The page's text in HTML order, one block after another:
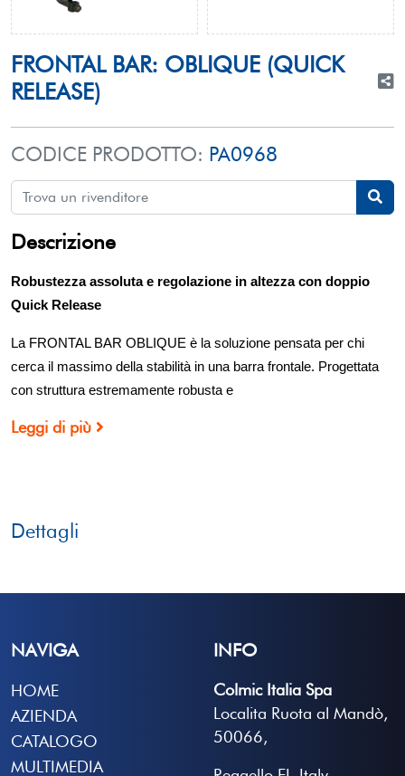
FRONTAL BAR: OBLIQUE (QUICK
RELEASE)
CODICE PRODOTTO: PA0968
Descrizione
Robustezza assoluta e regolazione in altezza con doppio
Quick Release
La FRONTAL BAR OBLIQUE è la soluzione pensata per chi
cerca il massimo della stabilità in una barra frontale. Progettata
con struttura estremamente robusta e
Leggi di più
Dettagli
NAVIGA
HOME
AZIENDA
CATALOGO
MULTIMEDIA
INFO
Colmic Italia Spa
Localita Ruota al Mandò,
50066,